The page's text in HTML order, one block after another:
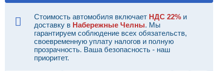
Стоимость автомобиля включает НДС 22% и
доставку в Набережные Челны. Мы
гарантируем соблюдение всех обязательств,
своевременную уплату налогов и полную
прозрачность. Ваша безопасность - наш
приоритет.